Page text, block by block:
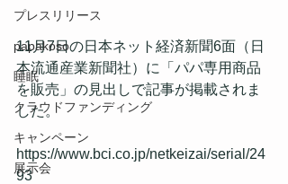
プレスリリース
papakoso
睡眠
クラウドファンディング
キャンペーン
展示会
11月7日の日本ネット経済新聞6面（日
本流通産業新聞社）に「パパ専用商品
を販売」の見出しで記事が掲載されま
した。
https://www.bci.co.jp/netkeizai/serial/24
93